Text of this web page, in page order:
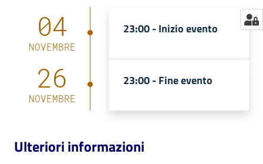
04
NOVEMBRE
23:00 -Inizio evento
26
NOVEMBRE
23:00 -Fine evento
Ulteriori informazioni